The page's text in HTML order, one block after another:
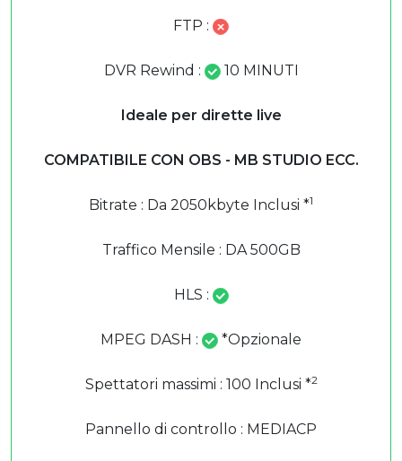
FTP :
DVR Rewind : 10 MINUTI
Ideale per dirette live
COMPATIBILE CON OBS - MB STUDIO ECC.
Bitrate : Da 2050kbyte Inclusi *1
Traffico Mensile : DA 500GB
HLS :
MPEG DASH : *Opzionale
Spettatori massimi : 100 Inclusi *2
Pannello di controllo : MEDIACP